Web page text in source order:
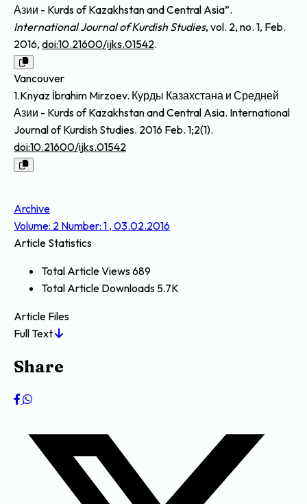
Азии - Kurds of Kazakhstan and Central Asia”.
International Journal of Kurdish Studies, vol. 2, no. 1, Feb.
2016, doi:10.21600/ijks.01542.
Vancouver
1.Knyaz İbrahim Mirzoev. Курды Казахстана и Средней
Азии - Kurds of Kazakhstan and Central Asia. International
Journal of Kurdish Studies. 2016 Feb. 1;2(1).
doi:10.21600/ijks.01542
Archive
Volume: 2 Number: 1 , 03.02.2016
Article Statistics
Total Article Views689
Total Article Downloads 5.7K
Article Files
Full Text
Share